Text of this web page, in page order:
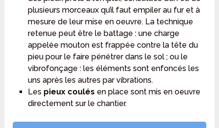
plusieurs morceaux qu’il faut empiler au fur et à
mesure de leur mise en oeuvre. La technique
retenue peut être le battage : une charge
appelée mouton est frappée contre la tête du
pieu pour le faire pénétrer dans le sol ; ou le
vibrofonçage : les éléments sont enfoncés les
uns après les autres par vibrations.
Les pieux coulés en place sont mis en oeuvre
directement sur le chantier.